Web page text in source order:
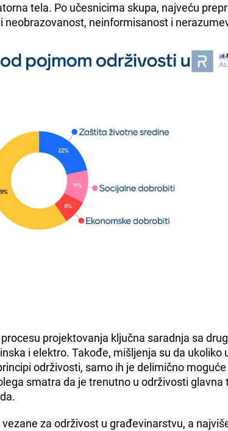
tela. Po učesnicima skupa, najveću
neobrazovanost, neinformisanost i
projektovanja ključna saradnja sa
i elektro. Takođe, mišljenja su da ukoliko
održivosti, samo ih je delimično moguće
smatra da je trenutno u održivosti glavna
za održivost u građevinarstvu, a